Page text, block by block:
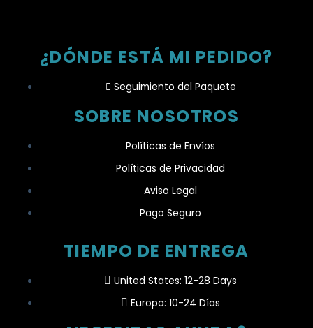
¿DÓNDE ESTÁ MI PEDIDO?
Seguimiento del Paquete
SOBRE NOSOTROS
Políticas de Envíos
Políticas de Privacidad
Aviso Legal
Pago Seguro
TIEMPO DE ENTREGA
United States: 12-28 Days
Europa: 10-24 Días